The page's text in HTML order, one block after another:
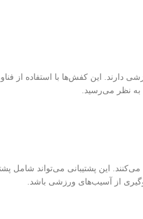
این کفش‌ها با استفاده از
به نظر می‌رسید.
این پشتیبانی می‌تواند شامل
از آسیب‌های ورزشی باشد.